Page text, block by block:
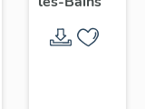
Les-
Bains